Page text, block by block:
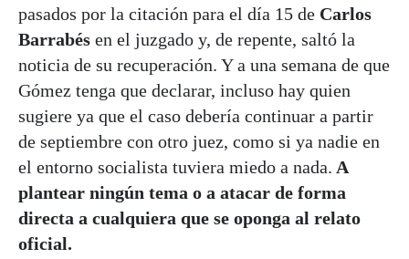
pasados por la citación para el día 15 de Carlos
Barrabés en el juzgado y, de repente, saltó la
noticia de su recuperación. Y a una semana de que
Gómez tenga que declarar, incluso hay quien
sugiere ya que el caso debería continuar a partir
de septiembre con otro juez, como si ya nadie en
el entorno socialista tuviera miedo a nada. A
plantear ningún tema o a atacar de forma
directa a cualquiera que se oponga al relato
oficial.